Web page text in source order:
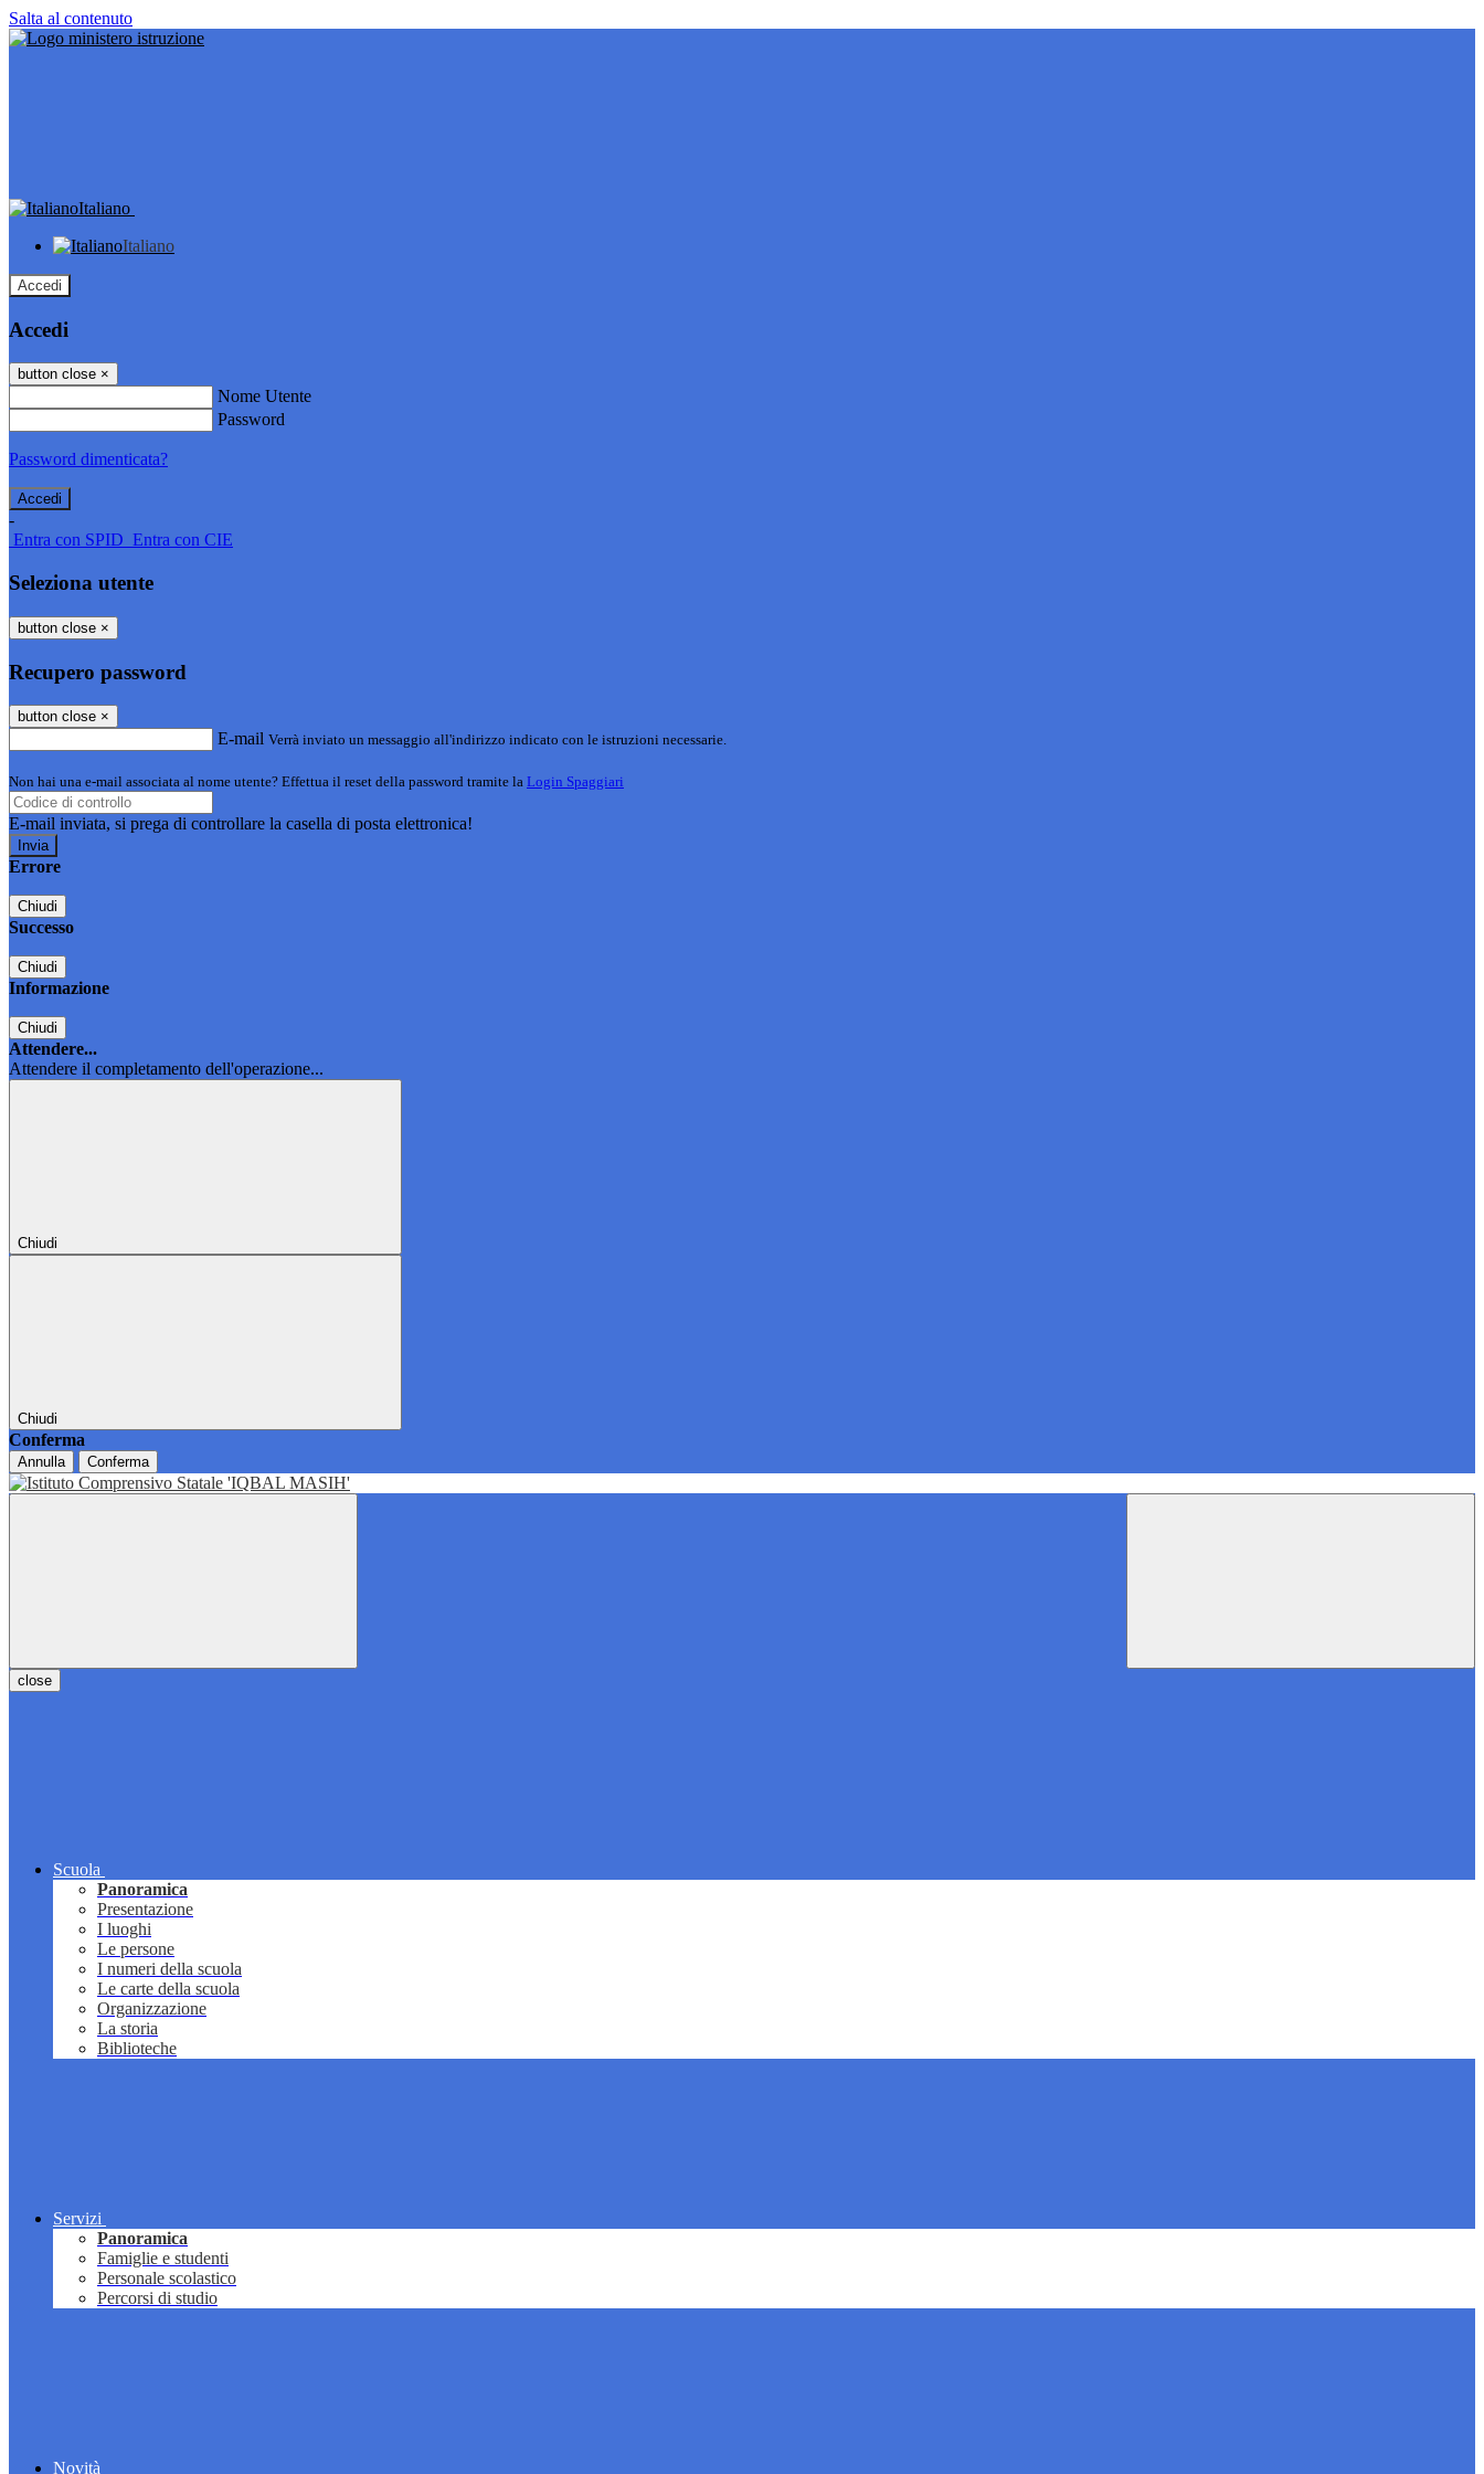
Salta al contenuto
Italiano
Italiano
Accedi
Accedi
button close ×
Nome Utente
Password
Password dimenticata?
-
Entra con SPID Entra con CIE
Seleziona utente
button close ×
Recupero password
button close ×
E-mail Verrà inviato un messaggio all'indirizzo indicato con le istruzioni necessarie.
Non hai una e-mail associata al nome utente? Effettua il reset della password tramite la Login Spaggiari
E-mail inviata, si prega di controllare la casella di posta elettronica!
Errore
Chiudi
Successo
Chiudi
Informazione
Chiudi
Attendere...
Attendere il completamento dell'operazione...
Chiudi
Chiudi
Conferma
Annulla Conferma
close
Scuola
Panoramica
Presentazione
I luoghi
Le persone
I numeri della scuola
Le carte della scuola
Organizzazione
La storia
Biblioteche
Servizi
Panoramica
Famiglie e studenti
Personale scolastico
Percorsi di studio
Novità